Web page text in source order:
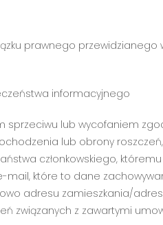
prawnego przewidzianego
informacyjnego
sprzeciwu lub wycofaniem
lub obrony
członkowskiego,
które to dane
adresu zamieszkania/
związanych z zawartymi